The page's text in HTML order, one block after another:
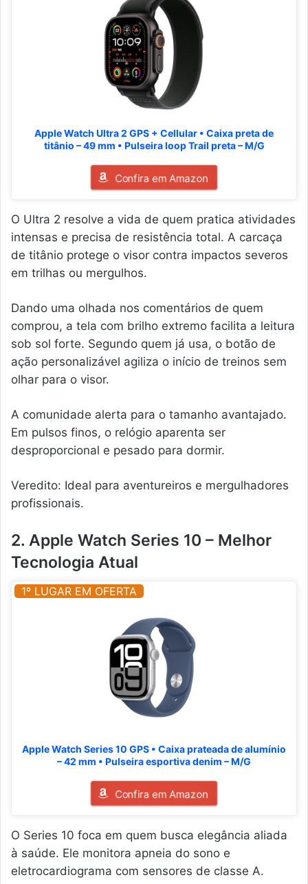
Apple Watch Ultra 2 GPS + Cellular • Caixa preta de
titânio – 49 mm • Pulseira loop Trail preta – M/G
Confira em Amazon
O Ultra 2 resolve a vida de quem pratica atividades
intensas e precisa de resistência total. A carcaça
de titânio protege o visor contra impactos severos
em trilhas ou mergulhos.
Dando uma olhada nos comentários de quem
comprou, a tela com brilho extremo facilita a leitura
sob sol forte. Segundo quem já usa, o botão de
ação personalizável agiliza o início de treinos sem
olhar para o visor.
A comunidade alerta para o tamanho avantajado.
Em pulsos finos, o relógio aparenta ser
desproporcional e pesado para dormir.
Veredito: Ideal para aventureiros e mergulhadores
profissionais.
2. Apple Watch Series 10 – Melhor
Tecnologia Atual
1º LUGAR EM OFERTA
Apple Watch Series 10 GPS • Caixa prateada de alumínio
– 42 mm • Pulseira esportiva denim – M/G
Confira em Amazon
O Series 10 foca em quem busca elegância aliada
à saúde. Ele monitora apneia do sono e
eletrocardiograma com sensores de classe A.